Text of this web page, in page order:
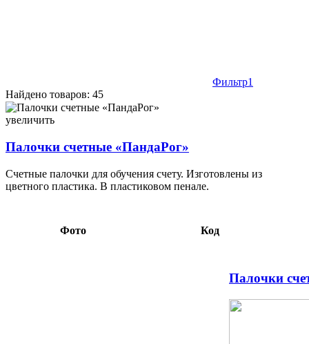
Фильтр1
Найдено товаров: 45
Палочки счетные «ПандаРог» 50 шт., ассорти 2,98 104066
увеличить
Палочки счетные «ПандаРог»
Счетные палочки для обучения счету. Изготовлены из
цветного пластика. В пластиковом пенале.
Фото Код
Палочки